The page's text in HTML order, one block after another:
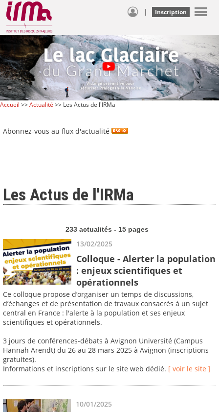
| Inscription
Accueil >>Actualité >> Les Actus de l'IRMa
Abonnez-vous au flux d'actualité
Les Actus de l'IRMa
233 actualités - 15 pages
13/02/2025
Colloque - Alerter la population
: enjeux scientifiques et
opérationnels
Ce colloque propose d’organiser un temps de discussions,
d’échanges et de présentation de travaux consacrés à un sujet
central en France : l'alerte à la population et ses enjeux
scientifiques et opérationnels.
3 jours de conférences-débats à Avignon Université (Campus
Hannah Arendt) du 26 au 28 mars 2025 à Avignon (inscriptions
gratuites).
Informations et inscriptions sur le site web dédié. [ voir le site ]
10/01/2025